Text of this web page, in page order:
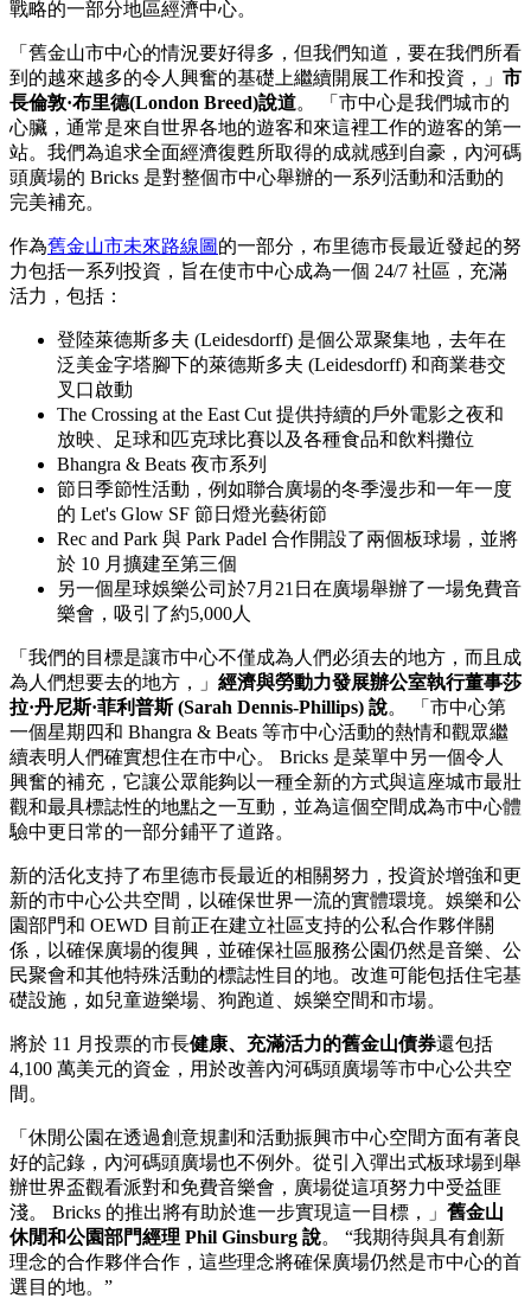
戰略的一部分地區經濟中心。
「舊金山市中心的情況要好得多，但我們知道，要在我們所看
到的越來越多的令人興奮的基礎上繼續開展工作和投資，」 市
長倫敦·布里德(London Breed)說道。 「市中心是我們城市的
心臟，通常是來自世界各地的遊客和來這裡工作的遊客的第一
站。我們為追求全面經濟復甦所取得的成就感到自豪，內河碼
頭廣場的 Bricks 是對整個市中心舉辦的一系列活動和活動的
完美補充。
作為舊金山市未來路線圖 的一部分，布里德市長最近發起的努
力包括一系列投資，旨在使市中心成為一個 24/7 社區，充滿
活力，包括：
登陸萊德斯多夫 (Leidesdorff) 是個公眾聚集地，去年在
泛美金字塔腳下的萊德斯多夫 (Leidesdorff) 和商業巷交
叉口啟動
The Crossing at the East Cut 提供持續的戶外電影之夜和
放映、足球和匹克球比賽以及各種食品和飲料攤位
Bhangra & Beats 夜市系列
節日季節性活動，例如聯合廣場的冬季漫步和一年一度
的 Let's Glow SF 節日燈光藝術節
Rec and Park 與 Park Padel 合作開設了兩個板球場，並將
於 10 月擴建至第三個
另一個星球娛樂公司於7月21日在廣場舉辦了一場免費音
樂會，吸引了約5,000人
「我們的目標是讓市中心不僅成為人們必須去的地方，而且成
為人們想要去的地方，」 經濟與勞動力發展辦公室執行董事莎
拉·丹尼斯·菲利普斯 (Sarah Dennis-Phillips) 說。 「市中心第
一個星期四和 Bhangra & Beats 等市中心活動的熱情和觀眾繼
續表明人們確實想住在市中心。 Bricks 是菜單中另一個令人
興奮的補充，它讓公眾能夠以一種全新的方式與這座城市最壯
觀和最具標誌性的地點之一互動，並為這個空間成為市中心體
驗中更日常的一部分鋪平了道路。
新的活化支持了布里德市長最近的相關努力，投資於增強和更
新的市中心公共空間，以確保世界一流的實體環境。娛樂和公
園部門和 OEWD 目前正在建立社區支持的公私合作夥伴關
係，以確保廣場的復興，並確保社區服務公園仍然是音樂、公
民聚會和其他特殊活動的標誌性目的地。改進可能包括住宅基
礎設施，如兒童遊樂場、狗跑道、娛樂空間和市場。
將於 11 月投票的市長健康、充滿活力的舊金山債券還包括
4,100 萬美元的資金，用於改善內河碼頭廣場等市中心公共空
間。
「休閒公園在透過創意規劃和活動振興市中心空間方面有著良
好的記錄，內河碼頭廣場也不例外。從引入彈出式板球場到舉
辦世界盃觀看派對和免費音樂會，廣場從這項努力中受益匪
淺。 Bricks 的推出將有助於進一步實現這一目標，」 舊金山
休閒和公園部門經理 Phil Ginsburg 說。 “我期待與具有創新
理念的合作夥伴合作，這些理念將確保廣場仍然是市中心的首
選目的地。”